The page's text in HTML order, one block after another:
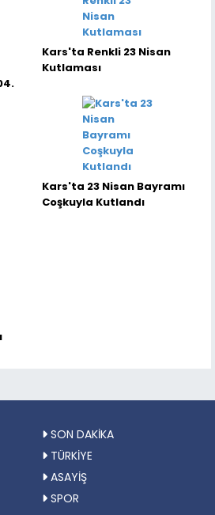
Kars'ta Renkli 23 Nisan
Kutlaması
Kars'ta 23 Nisan Bayramı
Coşkuyla Kutlandı
SON DAKİKA
TÜRKİYE
ASAYİŞ
SPOR